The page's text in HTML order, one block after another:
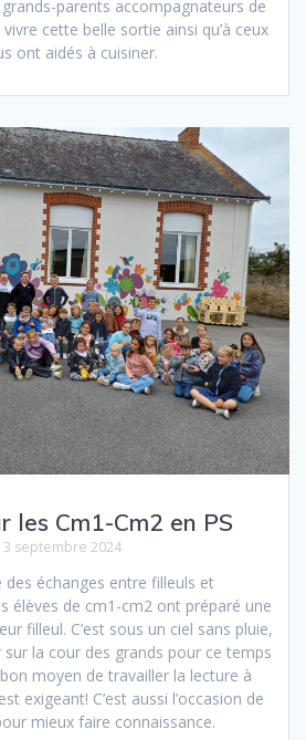
parents accompagnateurs de
cette belle sortie ainsi qu’à ceux
ont aidés à cuisiner.
les Cm1-Cm2 en PS
septembre 2024
des échanges entre filleuls et
élèves de cm1-cm2 ont préparé une
filleul. C’est sous un ciel sans pluie,
sur la cour des grands pour ce temps
moyen de travailler la lecture à
exigeant! C’est aussi l’occasion de
mieux faire connaissance.